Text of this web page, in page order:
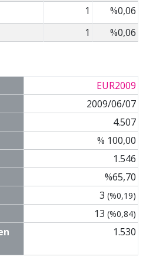
1
%0,06
1 %0,06
EUR2009
2009/06/07
4.507
% 100,00
1.546
%65,70
3 (%0,19)
13 (%0,84)
1.530